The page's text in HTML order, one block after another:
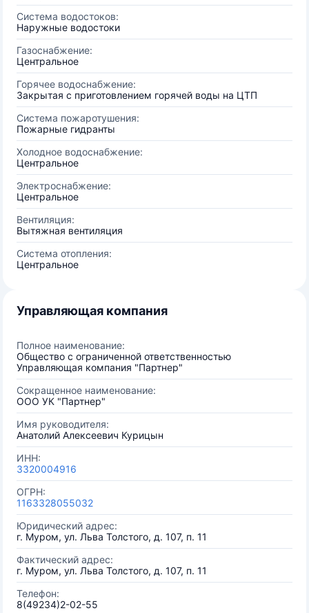
Система водостоков:
Наружные водостоки
Газоснабжение:
Центральное
Горячее водоснабжение:
Закрытая с приготовлением горячей воды на ЦТП
Система пожаротушения:
Пожарные гидранты
Холодное водоснабжение:
Центральное
Электроснабжение:
Центральное
Вентиляция:
Вытяжная вентиляция
Система отопления:
Центральное
Управляющая компания
Полное наименование:
Общество с ограниченной ответственностью
Управляющая компания "Партнер"
Сокращенное наименование:
ООО УК "Партнер"
Имя руководителя:
Анатолий Алексеевич Курицын
ИНН:
3320004916
ОГРН:
1163328055032
Юридический адрес:
г. Муром, ул. Льва Толстого, д. 107, п. 11
Фактический адрес:
г. Муром, ул. Льва Толстого, д. 107, п. 11
Телефон:
8(49234)2-02-55